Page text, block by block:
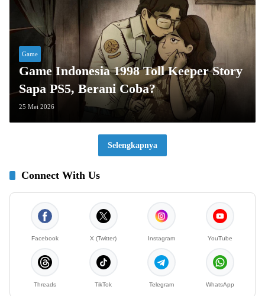
Game
Game Indonesia 1998 Toll Keeper Story
Sapa PS5, Berani Coba?
25 Mei 2026
Selengkapnya
Connect With Us
Facebook X (Twitter) Instagram YouTube
Threads TikTok Telegram WhatsApp